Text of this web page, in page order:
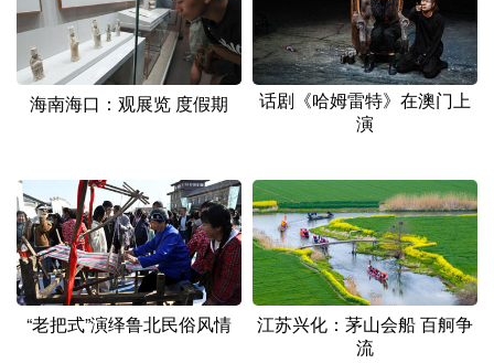
浙江 安徽 福建 江西
山东 河南 湖北 湖南
四川 贵州 云南 西藏
陕西 甘肃 青海 宁夏
新疆 内蒙古 黑龙江
海南海口：观展览 度假期
话剧《哈姆雷特》在澳门上
演
“老把式”演绎鲁北民俗风情
江苏兴化：茅山会船 百舸争
流